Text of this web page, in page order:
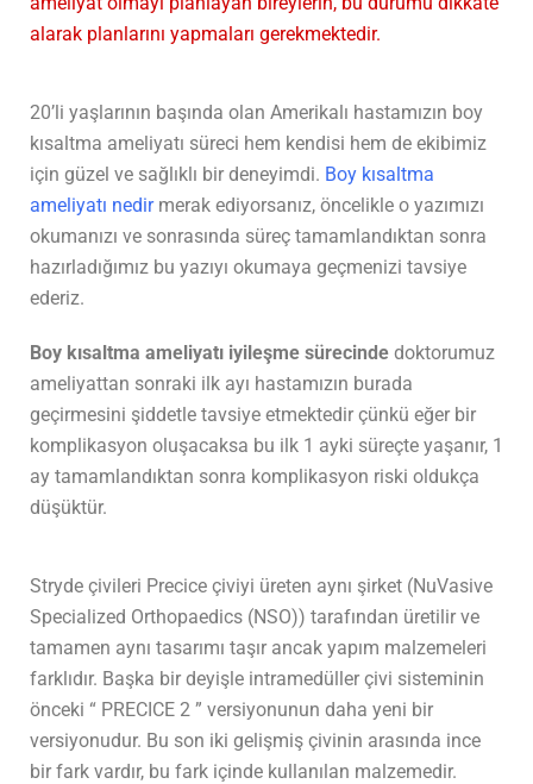
alarak planlarını yapmaları gerekmektedir.
20’li yaşlarının başında olan Amerikalı hastamızın boy
kısaltma ameliyatı süreci hem kendisi hem de ekibimiz
için güzel ve sağlıklı bir deneyimdi. Boy kısaltma
ameliyatı nedirmerak ediyorsanız, öncelikle o yazımızı
okumanızı ve sonrasında süreç tamamlandıktan sonra
hazırladığımız bu yazıyı okumaya geçmenizi tavsiye
ederiz.
Boy kısaltma ameliyatı iyileşme sürecinde doktorumuz
ameliyattan sonraki ilk ayı hastamızın burada
geçirmesini şiddetle tavsiye etmektedir çünkü eğer bir
komplikasyon oluşacaksa bu ilk 1 ayki süreçte yaşanır, 1
ay tamamlandıktan sonra komplikasyon riski oldukça
düşüktür.
Stryde çivileri Precice çiviyi üreten aynı şirket (NuVasive
Specialized Orthopaedics (NSO)) tarafından üretilir ve
tamamen aynı tasarımı taşır ancak yapım malzemeleri
farklıdır. Başka bir deyişle intramedüller çivi sisteminin
önceki “ PRECICE 2 ” versiyonunun daha yeni bir
versiyonudur. Bu son iki gelişmiş çivinin arasında ince
bir fark vardır, bu fark içinde kullanılan malzemedir.